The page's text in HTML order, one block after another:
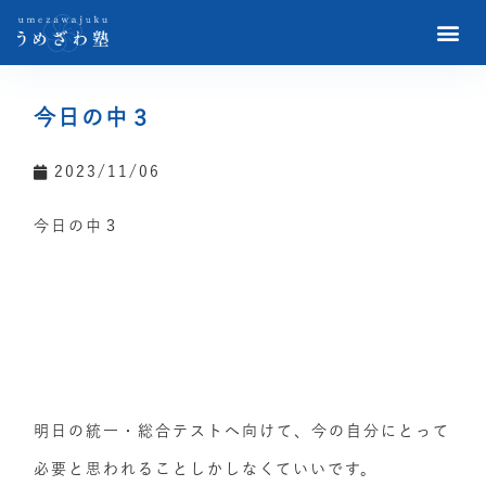
今日の中３
2023/11/06
今日の中３
明日の統一・総合テストへ向けて、今の自分にとって
必要と思われることしかしなくていいです。